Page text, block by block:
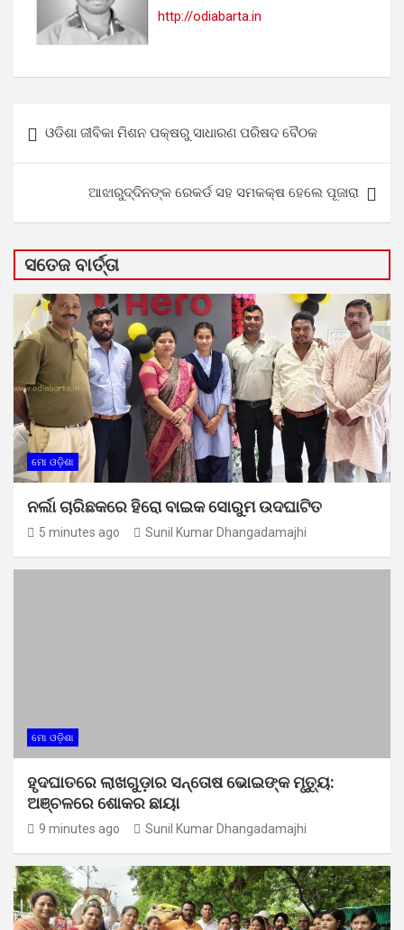
http://odiabarta.in
navigation
ଓଡିଶା ଜୀବିକା ମିଶନ ପକ୍ଷରୁ ସାଧାରଣ ପରିଷଦ ବୈଠକ
ଆଝାରୁଦ୍ଦିନଙ୍କ ରେକର୍ଡ ସହ ସମକକ୍ଷ ହେଲେ ପୂଜାରା
ସତେଜ ବାର୍ତ୍ତା
ମୋ ଓଡ଼ିଶା
ନର୍ଲା ଚାରିଛକରେ ହିରୋ ବାଇକ ସୋରୁମ ଉଦଘାଟିତ
5 minutes ago Sunil Kumar Dhangadamajhi
ମୋ ଓଡ଼ିଶା
ହୃଦଘାତରେ ଲାଖଗୁଡ଼ାର ସନ୍ତୋଷ ଭୋଇଙ୍କ ମୃତ୍ୟୁ:
ଅଞ୍ଚଳରେ ଶୋକର ଛାୟା
9 minutes ago Sunil Kumar Dhangadamajhi